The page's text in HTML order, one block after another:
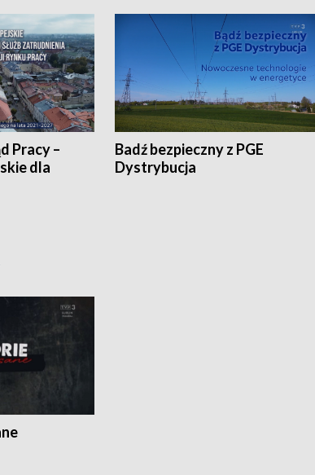
Pracy –
dla
Badź bezpieczny z PGE
Dystrybucja